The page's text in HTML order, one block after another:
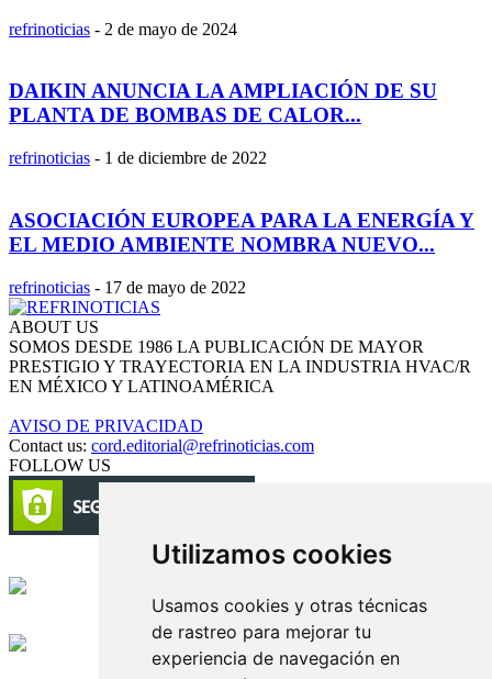
Utilizamos cookies
Usamos cookies y otras técnicas
de rastreo para mejorar tu
experiencia de navegación en
refrinoticias - 2 de mayo de 2024
DAIKIN ANUNCIA LA AMPLIACIÓN DE SU
PLANTA DE BOMBAS DE CALOR...
refrinoticias - 1 de diciembre de 2022
ASOCIACIÓN EUROPEA PARA LA ENERGÍA Y
EL MEDIO AMBIENTE NOMBRA NUEVO...
refrinoticias - 17 de mayo de 2022
ABOUT US
SOMOS DESDE 1986 LA PUBLICACIÓN DE MAYOR
PRESTIGIO Y TRAYECTORIA EN LA INDUSTRIA HVAC/R
EN MÉXICO Y LATINOAMÉRICA
AVISO DE PRIVACIDAD
Contact us: cord.editorial@refrinoticias.com
FOLLOW US
Circulación certificada